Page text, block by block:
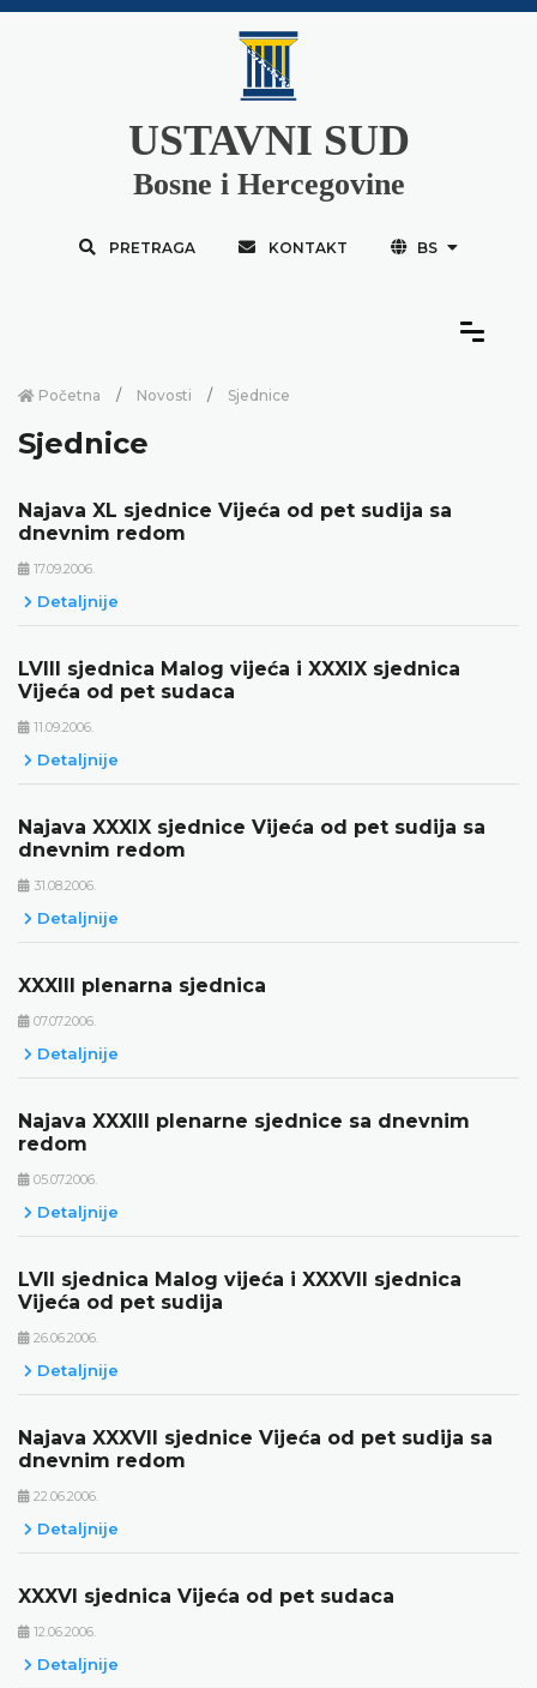
USTAVNI SUD
Bosne i Hercegovine
PRETRAGA KONTAKT BS
Početna Novosti Sjednice
Sjednice
Najava XL sjednice Vijeća od pet sudija sa
dnevnim redom
17.09.2006.
Detaljnije
LVIII sjednica Malog vijeća i XXXIX sjednica
Vijeća od pet sudaca
11.09.2006.
Detaljnije
Najava XXXIX sjednice Vijeća od pet sudija sa
dnevnim redom
31.08.2006.
Detaljnije
XXXIII plenarna sjednica
07.07.2006.
Detaljnije
Najava XXXIII plenarne sjednice sa dnevnim
redom
05.07.2006.
Detaljnije
LVII sjednica Malog vijeća i XXXVII sjednica
Vijeća od pet sudija
26.06.2006.
Detaljnije
Najava XXXVII sjednice Vijeća od pet sudija sa
dnevnim redom
22.06.2006.
Detaljnije
XXXVI sjednica Vijeća od pet sudaca
12.06.2006.
Detaljnije